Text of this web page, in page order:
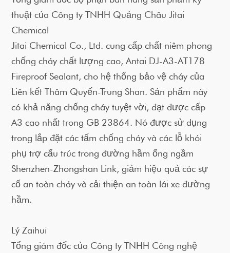
thuật của Công ty TNHH Quảng Châu Jitai
Chemical
Jitai Chemical Co., Ltd. cung cấp chất niêm phong
chống cháy chất lượng cao, Antai DJ-A3-AT178
Fireproof Sealant, cho hệ thống bảo vệ cháy của
Liên kết Thâm Quyến-Trung Shan. Sản phẩm này
có khả năng chống cháy tuyệt vời, đạt được cấp
A3 cao nhất trong GB 23864. Nó được sử dụng
trong lắp đặt các tấm chống cháy và các lỗ khói
phụ trợ cấu trúc trong đường hầm ống ngầm
Shenzhen-Zhongshan Link, giảm hiệu quả các sự
cố an toàn cháy và cải thiện an toàn lái xe đường
hầm.
Lý Zaihui
Tổng giám đốc của Công ty TNHH Công nghệ